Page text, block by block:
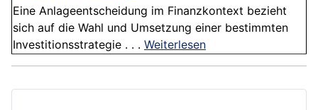
Eine Anlageentscheidung im Finanzkontext bezieht
sich auf die Wahl und Umsetzung einer bestimmten
Investitionsstrategie . . . Weiterlesen